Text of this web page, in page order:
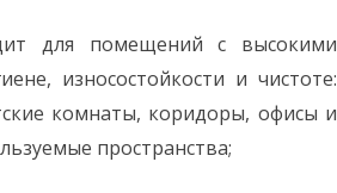
для помещений с высокими
износостойкости и чистоте:
комнаты, коридоры, офисы и
пространства;